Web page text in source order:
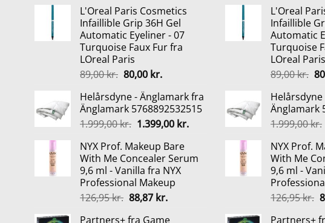
pris
var:
149,95 kr..
pris
er:
134,95 kr..
L'Oreal Paris Cosmetics
Infaillible Grip 36H Gel
Automatic Eyeliner - 07
Turquoise Faux Fur fra
LOreal Paris
89,00kr. Den
pris
var:
89,00 kr..
80,00 kr.Den
pris
er:
80,00 kr..
Helårsdyne - Änglamark fra
Änglamark 5768892532515
1.999,00kr. Den
pris
var:
1.999,00 kr..
1.399,00 kr.Den
er:
1.399,00 kr..
NYX Prof. Makeup Bare
With Me Concealer Serum
9,6 ml - Vanilla fra NYX
Professional Makeup
126,95kr. Den
88,87 kr.Den
Partners+ fra Game
L'Oreal
Infaillible
Automatic
Turquoise
LOreal Paris
89,00kr.
Änglamark
1.999,00kr.
NYX Prof.
With Me
9,6 ml -
126,95kr.
Partners+